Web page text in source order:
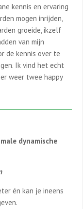
kennis en ervaring
mogen inrijden,
groeide, ikzelf
van mijn
de kennis over te
Ik vind het echt
weer twee happy
dynamische
én kan je ineens